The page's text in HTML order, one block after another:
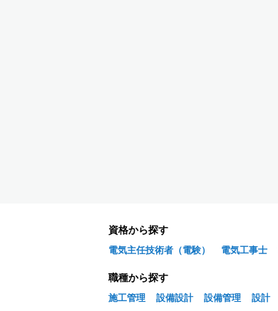
資格から探す
電気主任技術者（電験） 電気工事士
職種から探す
施工管理 設備設計 設備管理 設計